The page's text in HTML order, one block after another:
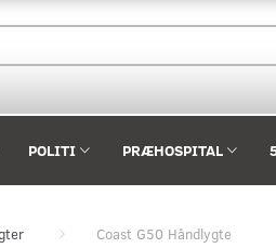
POLITI PRÆHOSPITAL
Coast G50 Håndlygte